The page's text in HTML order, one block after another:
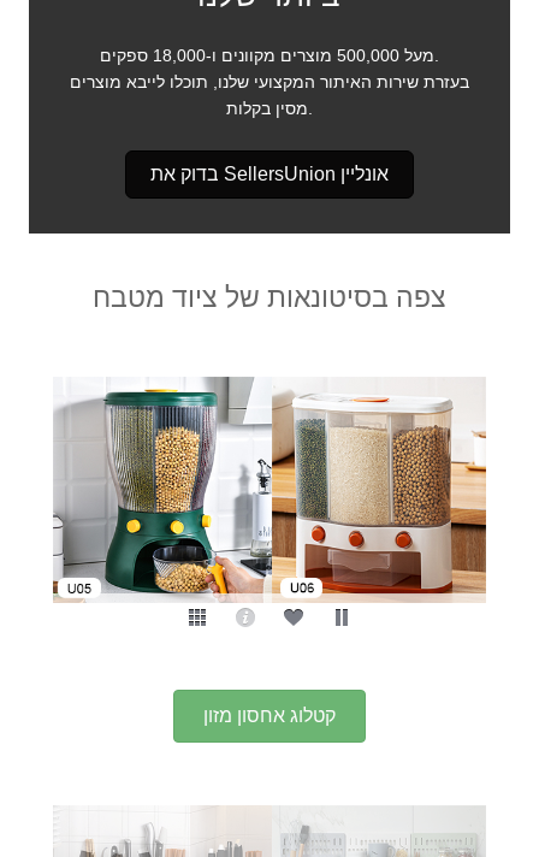
בעזרת שירות האיתור המקצועי שלנו, תוכלו לייבא מוצרים
בדוק את SellersUnion אונליין
צפה בסיטונאות של ציוד מטבח
קטלוג אחסון מזון